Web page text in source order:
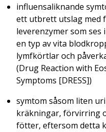
influensaliknande
ett utbrett utslag med
leverenzymer som
en typ av vita
lymfkörtlar och
(Drug Reaction with
Symptoms [DRESS])
symtom såsom liten
kräkningar, förvirring
fötter, eftersom detta